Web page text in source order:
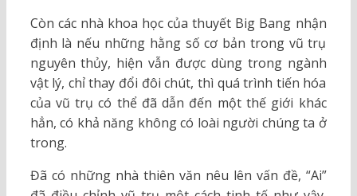
Còn các nhà khoa học của thuyết Big Bang nhận
định là nếu những hằng số cơ bản trong vũ trụ
nguyên thủy, hiện vẫn được dùng trong ngành
vật lý, chỉ thay đổi đôi chút, thì quá trình tiến hóa
của vũ trụ có thể đã dẫn đến một thế giới khác
hẳn, có khả năng không có loài người chúng ta ở
trong.
Đã có những nhà thiên văn nêu lên vấn đề, “Ai”